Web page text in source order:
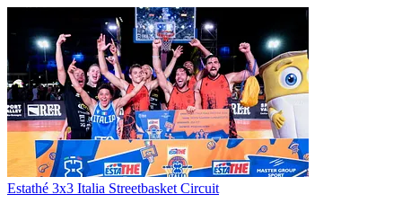
Estathé 3x3 Italia Streetbasket Circuit